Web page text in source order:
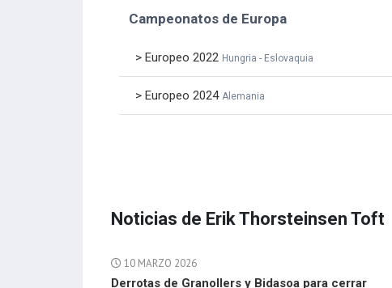
Campeonatos de Europa
> Europeo 2022 Hungria - Eslovaquia
> Europeo 2024 Alemania
Noticias de Erik Thorsteinsen Toft
10 MARZO 2026
Derrotas de Granollers y Bidasoa para cerrar